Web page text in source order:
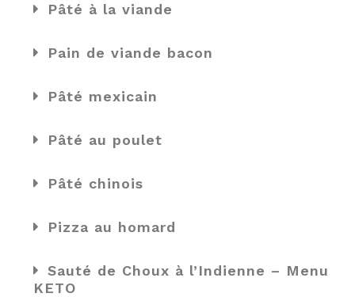
Pâté à la viande
Pain de viande bacon
Pâté mexicain
Pâté au poulet
Pâté chinois
Pizza au homard
Sauté de Choux à l’Indienne – Menu
KETO